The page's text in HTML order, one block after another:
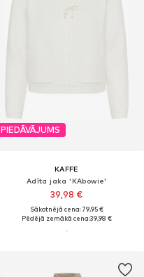
PIEDĀVĀJUMS
KAFFE
Adīta jaka 'KAbowie'
39,98 €
Sākotnējā cena: 79,95 €
Pēdējā zemākā cena:39,98 €